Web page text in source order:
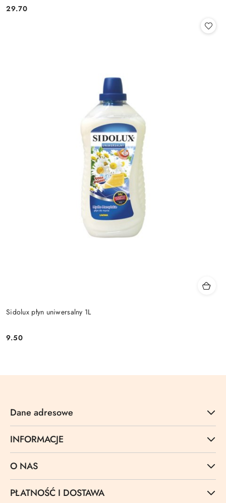
Cena:
29.70
Sidolux płyn uniwersalny 1L
Cena:
9.50
Dane adresowe
INFORMACJE
O NAS
PŁATNOŚĆ I DOSTAWA